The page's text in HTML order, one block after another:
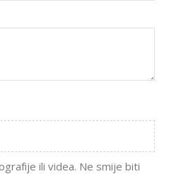
ili videa. Ne smije biti